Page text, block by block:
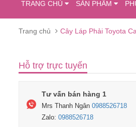
TRANG CHỦ SẢN PHẨM
Trang chủ Cây Láp Phải Toyota
Hỗ trợ trực tuyến
Tư vấn bán hàng 1
Mrs Thanh Ngân 0988526718
Zalo: 0988526718